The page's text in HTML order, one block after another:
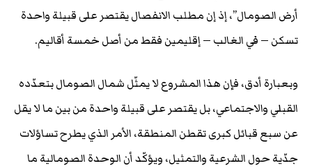
أرض الصومال”، إذ إن مطلب الانفصال يقتصر على قبيلة واحدة
تسكن — في الغالب — إقليمين فقط من أصل خمسة أقاليم.
وبعبارة أدق، فإن هذا المشروع لا يمثّل شمال الصومال بتعدّده
القبلي والاجتماعي، بل يقتصر على قبيلة واحدة من بين ما لا يقل
عن سبع قبائل كبرى تقطن المنطقة، الأمر الذي يطرح تساؤلات
جدّية حول الشرعية والتمثيل، ويؤكّد أن الوحدة الصومالية ما